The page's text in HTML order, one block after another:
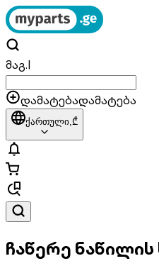
მაგ.|
დამატებადამატება
ქართული,₾
ჩაწერე